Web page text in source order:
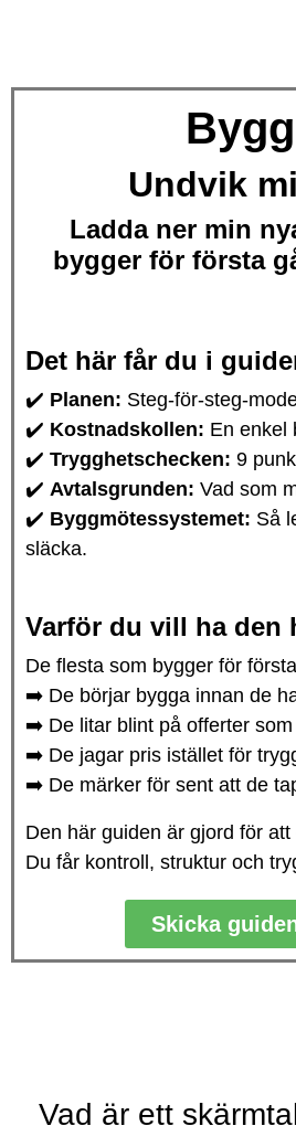
Undvik
Ladda ner min
bygger för första
Det här får du i
✔️ Planen: Steg-för-steg-
✔️ Kostnadskollen: En enkel
✔️ Trygghetschecken: 9
✔️ Avtalsgrunden: Vad som
✔️ Byggmötessystemet: Så
släcka.
Varför du vill ha den
De flesta som bygger för
➡️ De börjar bygga innan de
➡️ De litar blint på offerter
➡️ De jagar pris istället för
➡️ De märker för sent att de
Den här guiden är gjord för
Du får kontroll, struktur och
Skicka
Vad är ett